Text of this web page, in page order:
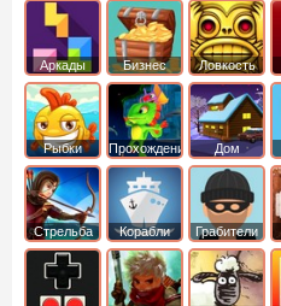
Аркады
Бизнес
симуляторы
Ловкость
Рыбки Прохождение Дом
Cтрельба
из лука
Корабли Грабители